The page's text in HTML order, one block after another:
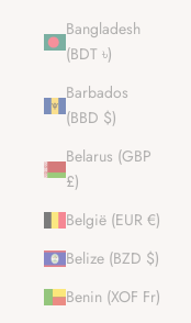
Bangladesh
(BDT ৳)
Barbados
(BBD $)
Belarus (GBP
£)
België (EUR €)
Belize (BZD $)
Benin (XOF Fr)